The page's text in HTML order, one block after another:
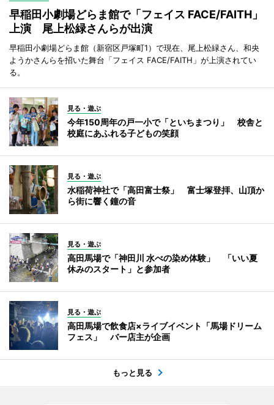
早稲田小劇場どらま館で「フェイス FACE/FAITH」
上演 尾上松緑さんらが出演
早稲田小劇場どらま館（新宿区戸塚町1）で現在、尾上松緑さん、和央
ようかさんらを招いた舞台「フェイス FACE/FAITH」が上演されてい
る。
見る・遊ぶ
今年150周年の戸一小で「といちまつり」 校舎と
校庭にあふれる子どもの笑顔
見る・遊ぶ
水稲荷神社で「高田富士祭」 富士塚登拝、山頂か
ら街に響く鐘の音
見る・遊ぶ
高田馬場で「神田川 水べの染め体験」 「いい夏
休みのスタート」と参加者
見る・遊ぶ
高田馬場で飲食店×ライブイベント「馬場ドリーム
フェス」 バー店主が企画
もっと見る